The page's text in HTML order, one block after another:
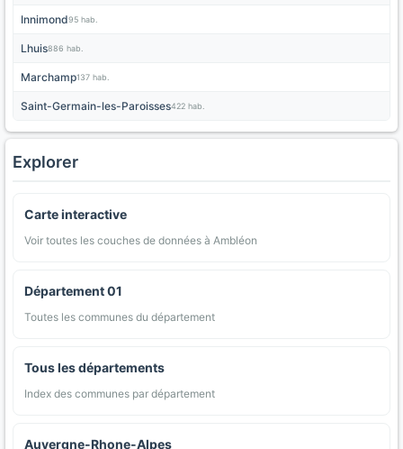
Innimond95 hab.
Lhuis886 hab.
Marchamp137 hab.
Saint-Germain-les-Paroisses422 hab.
Explorer
Carte interactive
Voir toutes les couches de données à Ambléon
Département 01
Toutes les communes du département
Tous les départements
Index des communes par département
Auvergne-Rhone-Alpes